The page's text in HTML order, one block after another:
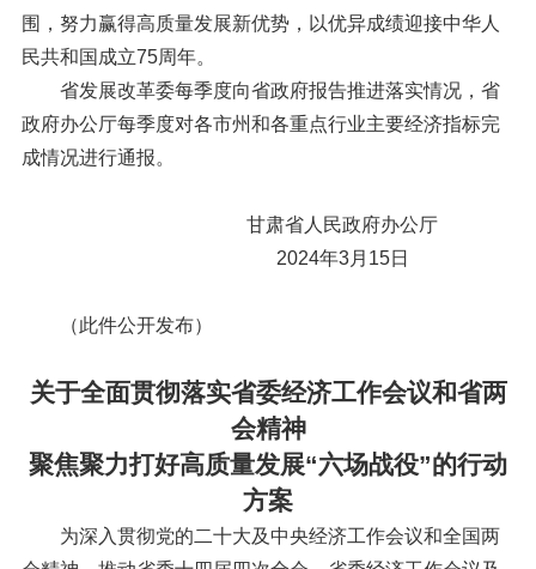
围，努力赢得高质量发展新优势，以优异成绩迎接中华人
民共和国成立75周年。
省发展改革委每季度向省政府报告推进落实情况，省
政府办公厅每季度对各市州和各重点行业主要经济指标完
成情况进行通报。
甘肃省人民政府办公厅
2024年3月15日
（此件公开发布）
关于全面贯彻落实省委经济工作会议和省两
会精神
聚焦聚力打好高质量发展“六场战役”的行动
方案
为深入贯彻党的二十大及中央经济工作会议和全国两